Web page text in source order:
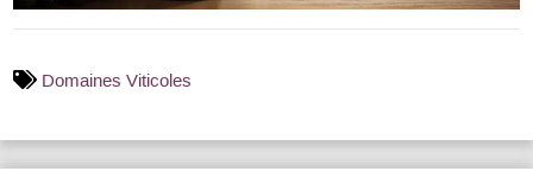
Domaines Viticoles